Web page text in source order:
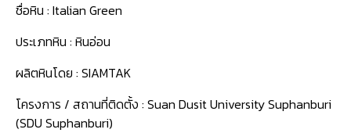
ชื่อหิน : Italian Green
ประเภทหิน : หินอ่อน
ผลิตหินโดย : SIAMTAK
โครงการ / สถานที่ติดตั้ง : Suan Dusit University Suphanburi
(SDU Suphanburi)